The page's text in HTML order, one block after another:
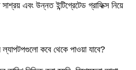
এবং উন্নত ইন্টিগ্রেটেড গ্রাফিক্স নিয়ে
কবে থেকে পাওয়া যাবে?